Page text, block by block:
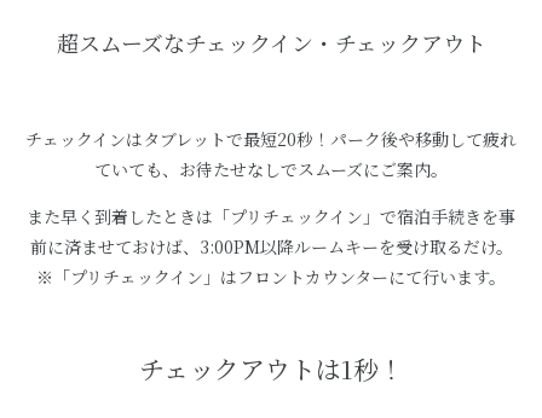
超スムーズなチェックイン・チェックアウト
チェックインはタブレットで最短20秒！パーク後や移動して疲れ
ていても、お待たせなしでスムーズにご案内。
また早く到着したときは「プリチェックイン」で宿泊手続きを事
前に済ませておけば、3:00PM以降ルームキーを受け取るだけ。
※「プリチェックイン」はフロントカウンターにて行います。
チェックアウトは1秒！